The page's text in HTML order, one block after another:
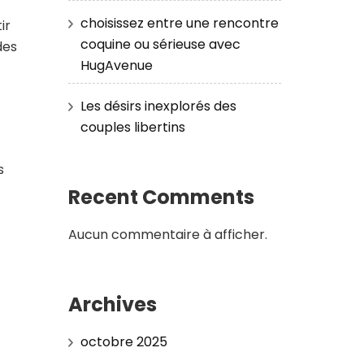
choisissez entre une rencontre
coquine ou sérieuse avec
HugAvenue
Les désirs inexplorés des
couples libertins
Recent Comments
Aucun commentaire à afficher.
Archives
octobre 2025